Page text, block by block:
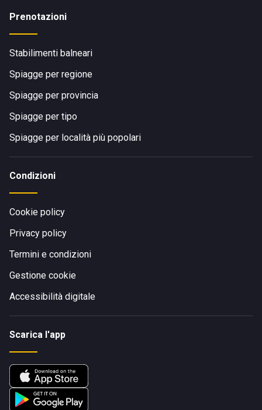
Prenotazioni
Stabilimenti balneari
Spiagge per regione
Spiagge per provincia
Spiagge per tipo
Spiagge per località più popolari
Condizioni
Cookie policy
Privacy policy
Termini e condizioni
Gestione cookie
Accessibilità digitale
Scarica l'app